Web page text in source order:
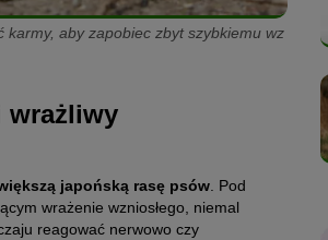
aby zapobiec zbyt szybkiemu wz
wrażliwy
japońską rasę psów. Pod
wrażenie wzniosłego, niemal
reagować nerwowo czy